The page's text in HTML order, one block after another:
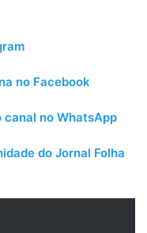
no Facebook
no WhatsApp
do Jornal Folha